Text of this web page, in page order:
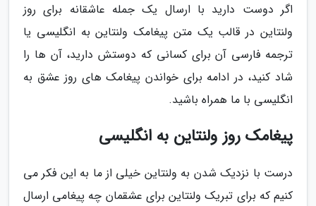
اگر دوست دارید با ارسال یک جمله عاشقانه برای روز
ولنتاین در قالب یک متن پیغامک ولنتاین به انگلیسی یا
ترجمه فارسی آن برای کسانی که دوستش دارید، آن ها را
شاد کنید، در ادامه برای خواندن پیغامک های روز عشق به
انگلیسی با ما همراه باشید.
پیغامک روز ولنتاین به انگلیسی
درست با نزدیک شدن به ولنتاین خیلی از ما به این فکر می
کنیم که برای تبریک ولنتاین برای عشقمان چه پیغامی ارسال